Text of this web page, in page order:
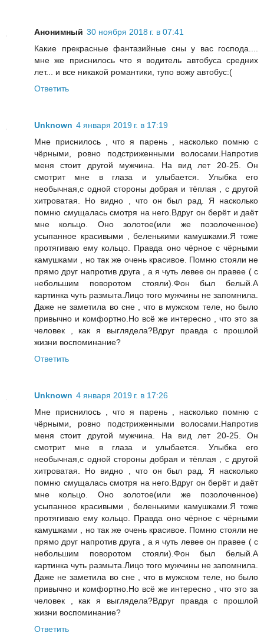
Анонимный 30 ноября 2018 г. в 07:41
Какие прекрасные фантазийные сны у вас господа....
мне же приснилось что я водитель автобуса средних
лет... и все никакой романтики, тупо вожу автобус:(
Ответить
Unknown 4 января 2019 г. в 17:19
Мне приснилось , что я парень , насколько помню с
чёрными, ровно подстриженными волосами.Напротив
меня стоит другой мужчина. На вид лет 20-25. Он
смотрит мне в глаза и улыбается. Улыбка его
необычная,с одной стороны добрая и тёплая , с другой
хитроватая. Но видно , что он был рад. Я насколько
помню смущалась смотря на него.Вдруг он берёт и даёт
мне кольцо. Оно золотое(или же позолоченное)
усыпанное красивыми , беленькими камушками.Я тоже
протягиваю ему кольцо. Правда оно чёрное с чёрными
камушками , но так же очень красивое. Помню стояли не
прямо друг напротив друга , а я чуть левее он правее ( с
небольшим поворотом стояли).Фон был белый.А
картинка чуть размыта.Лицо того мужчины не запомнила.
Даже не заметила во сне , что в мужском теле, но было
привычно и комфортно.Но всё же интересно , что это за
человек , как я выглядела?Вдруг правда с прошлой
жизни воспоминание?
Ответить
Unknown 4 января 2019 г. в 17:26
Мне приснилось , что я парень , насколько помню с
чёрными, ровно подстриженными волосами.Напротив
меня стоит другой мужчина. На вид лет 20-25. Он
смотрит мне в глаза и улыбается. Улыбка его
необычная,с одной стороны добрая и тёплая , с другой
хитроватая. Но видно , что он был рад. Я насколько
помню смущалась смотря на него.Вдруг он берёт и даёт
мне кольцо. Оно золотое(или же позолоченное)
усыпанное красивыми , беленькими камушками.Я тоже
протягиваю ему кольцо. Правда оно чёрное с чёрными
камушками , но так же очень красивое. Помню стояли не
прямо друг напротив друга , а я чуть левее он правее ( с
небольшим поворотом стояли).Фон был белый.А
картинка чуть размыта.Лицо того мужчины не запомнила.
Даже не заметила во сне , что в мужском теле, но было
привычно и комфортно.Но всё же интересно , что это за
человек , как я выглядела?Вдруг правда с прошлой
жизни воспоминание?
Ответить